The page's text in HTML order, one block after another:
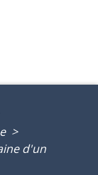
>
d'un